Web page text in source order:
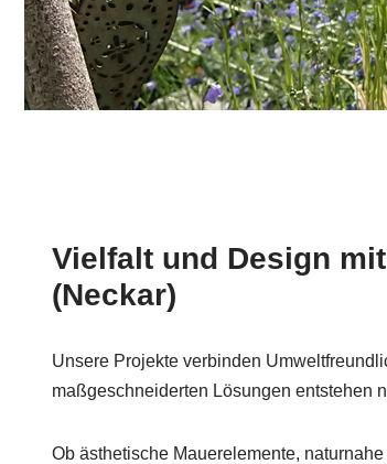
Vielfalt und Design
(Neckar)
Unsere Projekte verbinden
maßgeschneiderten Lösungen entstehen
Ob ästhetische Mauerelemente,